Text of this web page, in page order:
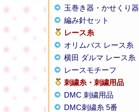
玉巻き器・かせくり器
編み針セット
レース糸
オリムパス レース糸
横田 ダルマ レース糸
レースモチーフ
刺繍糸・刺繍用品
DMC 刺繍用品
DMC刺繍糸 5番